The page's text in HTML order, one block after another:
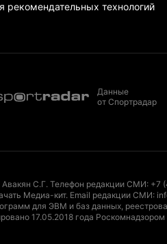
рекомендательных технологий
Данные
от Спортрадар
Авакян С.Г. Телефон редакции СМИ: +7
Медиа-кит. Email редакции СМИ:
для ЭВМ и баз данных,
17.05.2018 года